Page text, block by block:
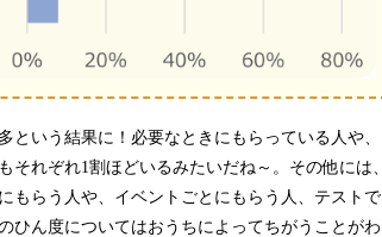
という結果に！必要なときにもらっている人や、
れぞれ1割ほどいるみたいだね～。その他には、
もらう人や、イベントごとにもらう人、テストで
ひん度についてはおうちによってちがうことがわ